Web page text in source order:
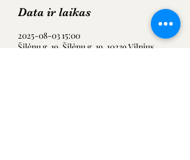
Data ir laikas
2025-08-03 15:00
Šilėnų g. 19, Šilėnų g. 19, 10239 Vilnius,